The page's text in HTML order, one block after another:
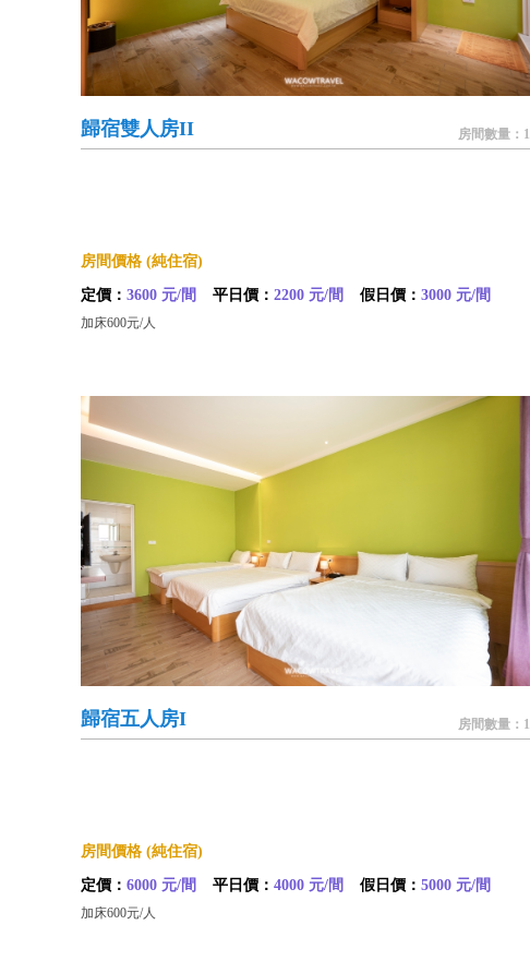
歸宿雙人房II 房間數量：
房間價格 (純住宿)
定價： 3600 元/間 平日價： 2200 元/間 假日價： 3000 元/間
加床600元/人
歸宿五人房I 房間數量：
房間價格 (純住宿)
定價： 6000 元/間 平日價： 4000 元/間 假日價： 5000 元/間
加床600元/人